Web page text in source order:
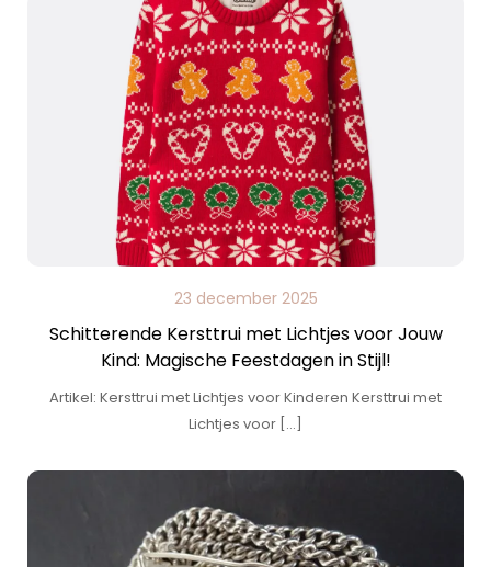
23 december 2025
Schitterende Kersttrui met Lichtjes voor Jouw
Kind: Magische Feestdagen in Stijl!
Artikel: Kersttrui met Lichtjes voor Kinderen Kersttrui met
Lichtjes voor […]